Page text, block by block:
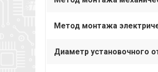
Метод монтажа
Диаметр установочного